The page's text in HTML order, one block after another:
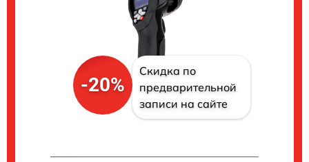
-20%
Скидка по
предварительной
записи на сайте